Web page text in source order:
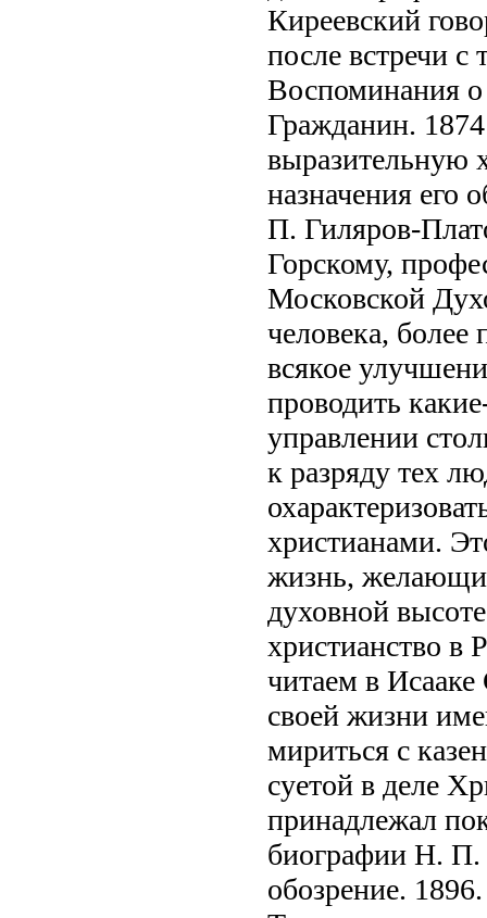
Киреевский
после встречи
Воспоминания о
Гражданин.
выразительную
назначения его
П. Гиляров-
Горскому,
Московской
человека, более
всякое
проводить
управлении
к разряду тех
христианами.
жизнь,
духовной
христианство в
читаем в
своей жизни
мириться с
суетой в деле
принадлежал
биографии Н. П.
обозрение.